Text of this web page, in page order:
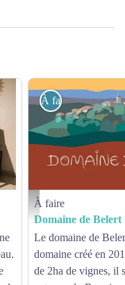
DU ROQUEFORT
Domaine de Belert
À faire
À faire
Domaine de Belert
Le domaine de
domaine créé en
de 2ha de vignes, il